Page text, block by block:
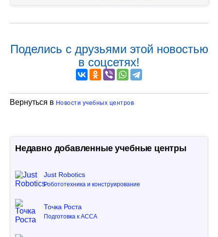
Поделись с друзьями этой новостью
в соцсетях!
Вернуться в Новости учебных центров
Недавно добавленные учебные центры
Just Robotics
Робототехника и конструирование
Точка Роста
Подготовка к ACCA